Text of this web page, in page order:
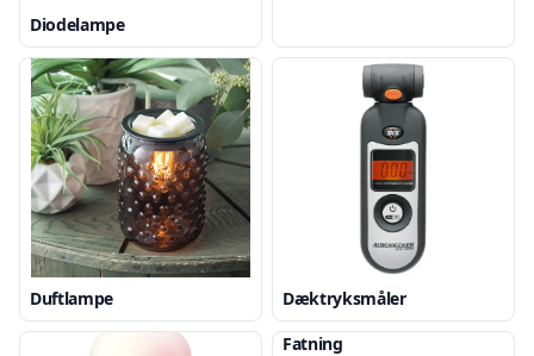
Diodelampe
Duftlampe Dæktryksmåler
Fatning